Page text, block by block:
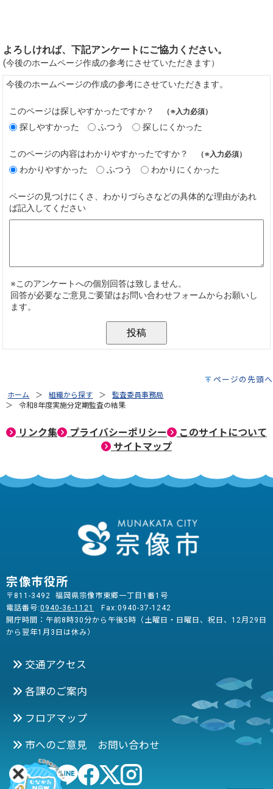
ページの先頭へ
ホーム 組織から探す
監査委員事務局
令和8年度実施分定期監査の結果
リンク集 プライバシーポリシー
このサイトについて
サイトマップ
宗像市役所
〒811-3492 福岡県宗像市東郷一丁目1番1号
電話番号:0940-36-1121
Fax:0940-37-1242
開庁時間：午前8時30分から午後5時（土曜日・日曜日、祝日、12月29日
から翌年1月3日は休み）
交通アクセス
各課のご案内
フロアマップ
市へのご意見 お問い合わせ